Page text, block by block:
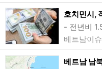
베트남이슈